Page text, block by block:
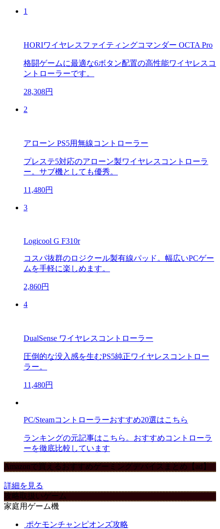
1
HORIワイヤレスファイティングコマンダー OCTA Pro
格闘ゲームに最適な6ボタン配置の高性能ワイヤレスコ
ントローラーです。
28,308円
2
アローン PS5用無線コントローラー
プレステ5対応のアローン製ワイヤレスコントローラ
ー。サブ機としても優秀。
11,480円
3
Logicool G F310r
コスパ抜群のロジクール製有線パッド。幅広いPCゲー
ムを手軽に楽しめます。
2,860円
4
DualSense ワイヤレスコントローラー
圧倒的な没入感を生むPS5純正ワイヤレスコントロー
ラー。
11,480円
PC/Steamコントローラーおすすめ20選はこちら
ランキングの元記事はこちら。おすすめコントローラ
ーを徹底比較しています
Amazonで買えるおすすめゲーミングデバイスまとめ【ad】
詳細を見る
攻略取扱いゲーム
家庭用ゲーム機
ポケモンチャンピオンズ攻略